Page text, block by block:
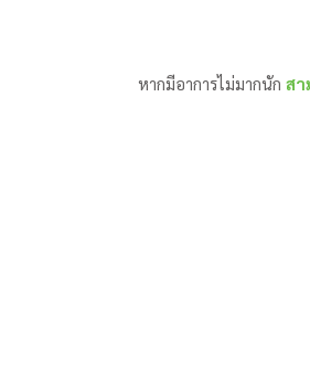
หากมีอาการไม่มากนัก สา